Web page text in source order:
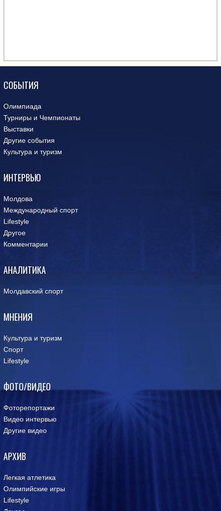
СОБЫТИЯ
Олимпиада
Турниры и Чемпионаты
Выставки
Другие события
Культура и туризм
ИНТЕРВЬЮ
Молдова
Международный спорт
Lifestyle
Другое
Комментарии
АНАЛИТИКА
Молдавский спорт
МНЕНИЯ
Культура и туризм
Спорт
Lifestyle
ФОТО/ВИДЕО
Фоторепортажи
Видео интервью
Другие видео
АРХИВ
Легкая атлетика
Олимпийские игры
Lifestyle